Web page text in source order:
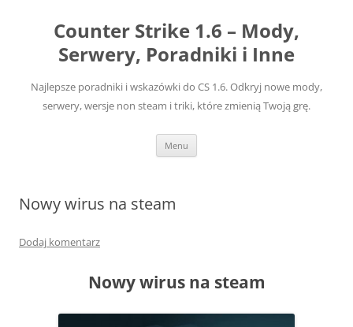
Counter Strike 1.6 – Mody,
Serwery, Poradniki i Inne
Najlepsze poradniki i wskazówki do CS 1.6. Odkryj nowe mody,
serwery, wersje non steam i triki, które zmienią Twoją grę.
Menu
Nowy wirus na steam
Dodaj komentarz
Nowy wirus na steam